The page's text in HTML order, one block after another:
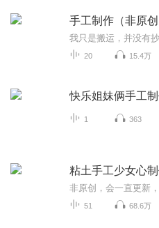
手工制作（非原创
20 15.4万
快乐姐妹俩手工
1 363
粘土手工少女心
51 68.6万